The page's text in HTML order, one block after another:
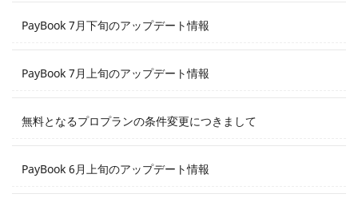
PayBook 7月下旬のアップデート情報
PayBook 7月上旬のアップデート情報
無料となるプロプランの条件変更につきまして
PayBook 6月上旬のアップデート情報